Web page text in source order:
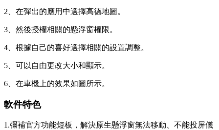
2、在彈出的應用中選擇高德地圖。
3、然後授權相關的懸浮窗權限。
4、根據自己的喜好選擇相關的設置調整。
5、可以自由更改大小和顯示。
6、在車機上的效果如圖所示。
軟件特色
1.彌補官方功能短板，解決原生懸浮窗無法移動、不能投屏儀